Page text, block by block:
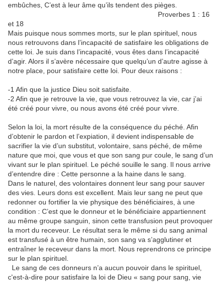
embûches, C’est à leur âme qu’ils tendent des pièges.
Proverbes 1 : 16
et 18
Mais puisque nous sommes morts, sur le plan spirituel, nous
nous retrouvons dans l’incapacité de satisfaire les obligations de
cette loi. Je suis dans l’incapacité, vous êtes dans l’incapacité
d’agir. Alors il s’avère nécessaire que quelqu’un d’autre agisse à
notre place, pour satisfaire cette loi. Pour deux raisons :
-1 Afin que la justice Dieu soit satisfaite.
-2 Afin que je retrouve la vie, que vous retrouvez la vie, car j’ai
été créé pour vivre, ou nous avons été créé pour vivre.
Selon la loi, la mort résulte de la conséquence du péché. Afin
d’obtenir le pardon et l’expiation, il devient indispensable de
sacrifier la vie d’un substitut, volontaire, sans péché, de même
nature que moi, que vous et que son sang pur coule, le sang d’un
vivant sur le plan spirituel. Le péché souille le sang. Il nous arrive
d’entendre dire : Cette personne a la haine dans le sang.
Dans le naturel, des volontaires donnent leur sang pour sauver
des vies. Leurs dons est excellent. Mais leur sang ne peut que
redonner ou fortifier la vie physique des bénéficiaires, à une
condition : C’est que le donneur et le bénéficiaire appartiennent
au même groupe sanguin, sinon cette transfusion peut provoquer
la mort du receveur. Le résultat sera le même si du sang animal
est transfusé à un être humain, son sang va s’agglutiner et
entraîner le receveur dans la mort. Nous reprendrons ce principe
sur le plan spirituel.
Le sang de ces donneurs n’a aucun pouvoir dans le spirituel,
c'est-à-dire pour satisfaire la loi de Dieu « sang pour sang, vie